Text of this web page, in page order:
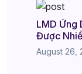
LMD Ứng
Được
August 26,